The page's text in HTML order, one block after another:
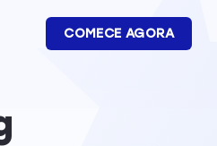
COMECE AGORA